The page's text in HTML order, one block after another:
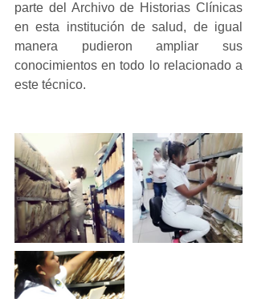
parte del Archivo de Historias Clínicas
en esta institución de salud, de igual
manera pudieron ampliar sus
conocimientos en todo lo relacionado a
este técnico.